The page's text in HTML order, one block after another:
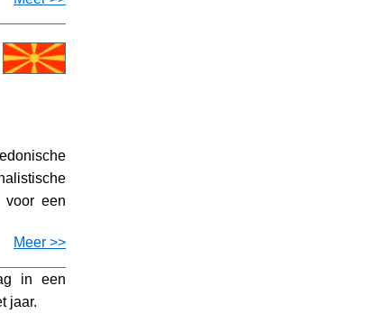
voor een
Meer >>
in een
jaar.